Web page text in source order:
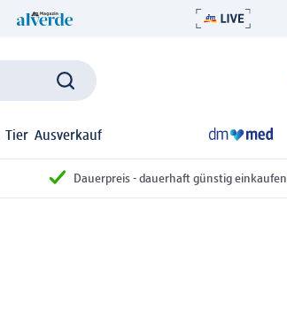
Tier Ausverkauf
Dauerpreis - dauerhaft günstig einkaufen